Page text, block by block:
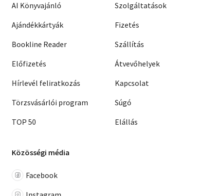
AI Könyvajánló
Ajándékkártyák
Bookline Reader
Előfizetés
Hírlevél feliratkozás
Törzsvásárlói program
TOP 50
Szolgáltatások
Fizetés
Szállítás
Átvevőhelyek
Kapcsolat
Súgó
Elállás
Közösségi média
Facebook